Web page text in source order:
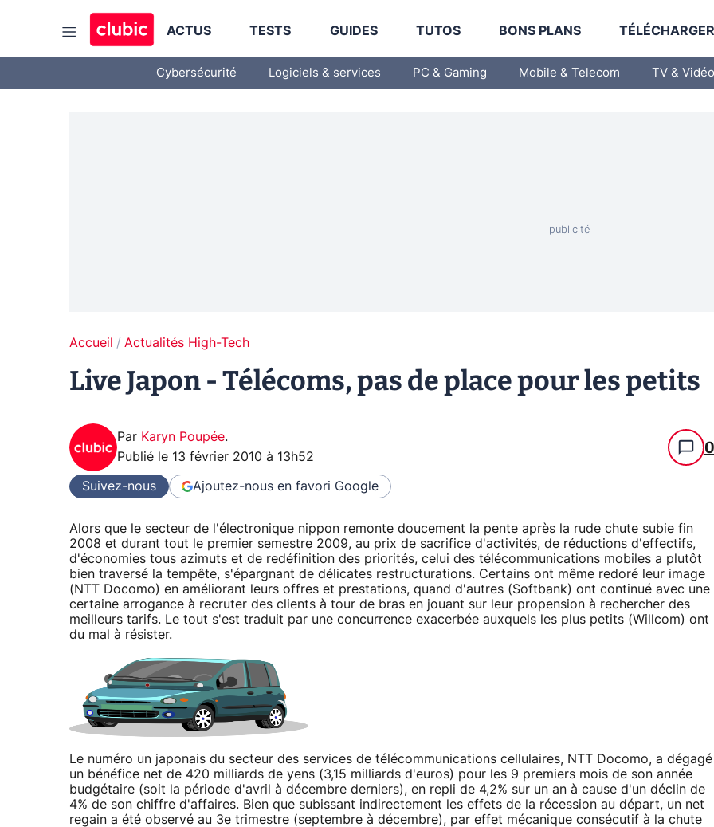
ACTUS TESTS GUIDES TUTOS BONS PLANS
Cybersécurité Logiciels & services PC & Gaming Mobile & Telecom TV & Vidéo
Accueil Actualités High-Tech
Live Japon - Télécoms, pas de place pour les petits
Par Karyn Poupée.
Publié le 13 février 2010 à 13h52 0
Suivez-nous Ajoutez-nous en favori Google
Alors que le secteur de l'électronique nippon remonte doucement la pente après la rude chute subie fin
2008 et durant tout le premier semestre 2009, au prix de sacrifice d'activités, de réductions d'effectifs,
d'économies tous azimuts et de redéfinition des priorités, celui des télécommunications mobiles a plutôt
bien traversé la tempête, s'épargnant de délicates restructurations. Certains ont même redoré leur image
(NTT Docomo) en améliorant leurs offres et prestations, quand d'autres (Softbank) ont continué avec une
certaine arrogance à recruter des clients à tour de bras en jouant sur leur propension à rechercher des
meilleurs tarifs. Le tout s'est traduit par une concurrence exacerbée auxquels les plus petits (Willcom) ont
du mal à résister.
Le numéro un japonais du secteur des services de télécommunications cellulaires, NTT Docomo, a dégagé
un bénéfice net de 420 milliards de yens (3,15 milliards d'euros) pour les 9 premiers mois de son année
budgétaire (soit la période d'avril à décembre derniers), en repli de 4,2% sur un an à cause d'un déclin de
4% de son chiffre d'affaires. Bien que subissant indirectement les effets de la récession au départ, un net
regain a été observé au 3e trimestre (septembre à décembre), par effet mécanique consécutif à la chute